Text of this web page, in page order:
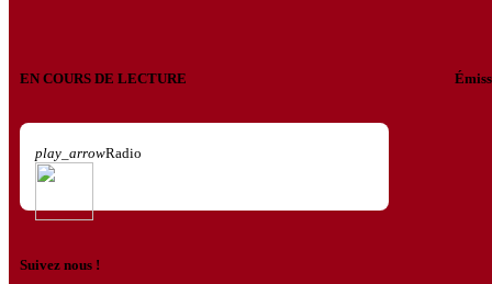
EN COURS DE LECTURE
play_arrowRadio
Suivez nous !